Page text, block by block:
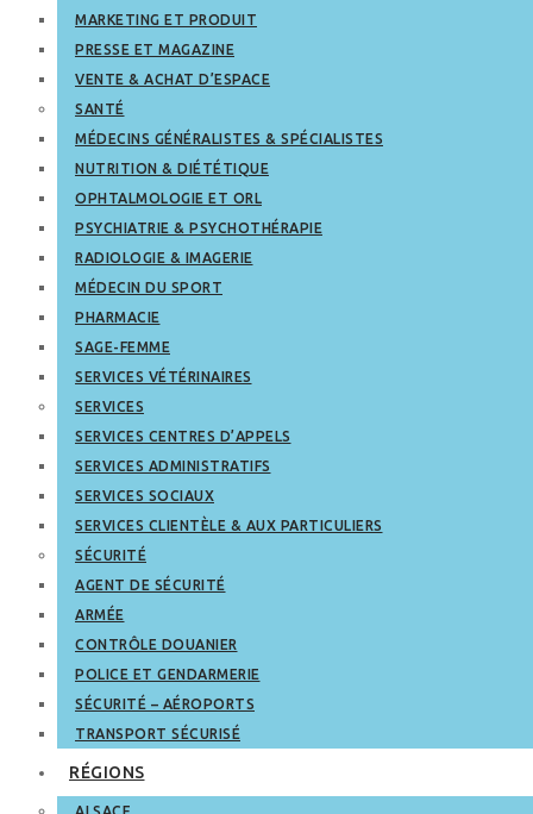
MARKETING ET PRODUIT
PRESSE ET MAGAZINE
VENTE & ACHAT D’ESPACE
SANTÉ
MÉDECINS GÉNÉRALISTES & SPÉCIALISTES
NUTRITION & DIÉTÉTIQUE
OPHTALMOLOGIE ET ORL
PSYCHIATRIE & PSYCHOTHÉRAPIE
RADIOLOGIE & IMAGERIE
MÉDECIN DU SPORT
PHARMACIE
SAGE-FEMME
SERVICES VÉTÉRINAIRES
SERVICES
SERVICES CENTRES D’APPELS
SERVICES ADMINISTRATIFS
SERVICES SOCIAUX
SERVICES CLIENTÈLE & AUX PARTICULIERS
SÉCURITÉ
AGENT DE SÉCURITÉ
ARMÉE
CONTRÔLE DOUANIER
POLICE ET GENDARMERIE
SÉCURITÉ – AÉROPORTS
TRANSPORT SÉCURISÉ
RÉGIONS